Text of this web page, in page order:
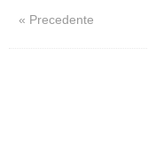
« Precedente